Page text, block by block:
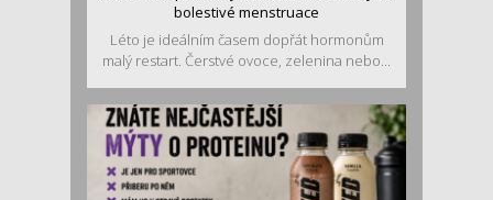
bolestivé menstruace
Léto je ideálním časem dopřát hormonům
malý restart. Čerstvé ovoce, zelenina nebo...